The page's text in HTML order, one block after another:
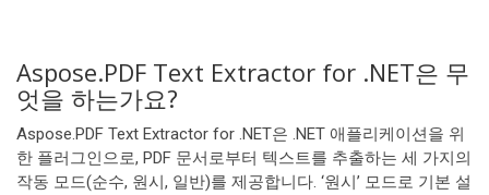
Aspose.PDF Text Extractor for .NET은 무
엇을 하는가요?
Aspose.PDF Text Extractor for .NET은 .NET 애플리케이션을 위
한 플러그인으로, PDF 문서로부터 텍스트를 추출하는 세 가지의
작동 모드(순수, 원시, 일반)를 제공합니다. ‘원시’ 모드로 기본 설